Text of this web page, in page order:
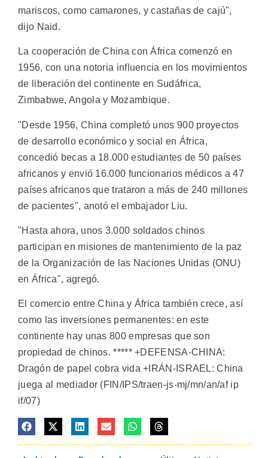
mariscos, como camarones, y castañas de cajú",
dijo Naid.
La cooperación de China con África comenzó en
1956, con una notoria influencia en los movimientos
de liberación del continente en Sudáfrica,
Zimbabwe, Angola y Mozambique.
"Desde 1956, China completó unos 900 proyectos
de desarrollo económico y social en África,
concedió becas a 18.000 estudiantes de 50 países
africanos y envió 16.000 funcionarios médicos a 47
países africanos que trataron a más de 240 millones
de pacientes", anotó el embajador Liu.
"Hasta ahora, unos 3.000 soldados chinos
participan en misiones de mantenimiento de la paz
de la Organización de las Naciones Unidas (ONU)
en África", agregó.
El comercio entre China y África también crece, así
como las inversiones permanentes: en este
continente hay unas 800 empresas que son
propiedad de chinos. ***** +DEFENSA-CHINA:
Dragón de papel cobra vida +IRÁN-ISRAEL: China
juega al mediador (FIN/IPS/traen-js-mj/mn/an/af ip
if/07)